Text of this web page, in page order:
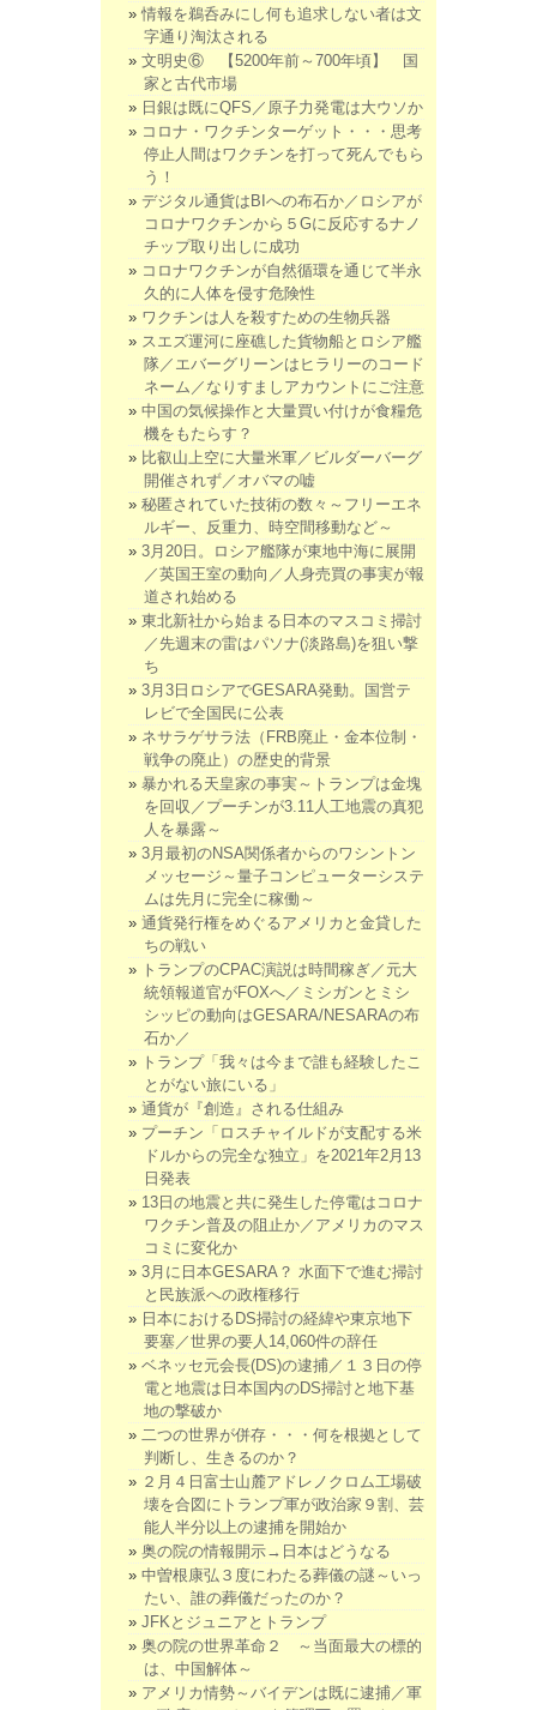
情報を鵜呑みにし何も追求しない者は文
字通り淘汰される
文明史⑥ 【5200年前～700年頃】 国
家と古代市場
日銀は既にQFS／原子力発電は大ウソか
コロナ・ワクチンターゲット・・・思考
停止人間はワクチンを打って死んでもら
う！
デジタル通貨はBIへの布石か／ロシアが
コロナワクチンから５Gに反応するナノ
チップ取り出しに成功
コロナワクチンが自然循環を通じて半永
久的に人体を侵す危険性
ワクチンは人を殺すための生物兵器
スエズ運河に座礁した貨物船とロシア艦
隊／エバーグリーンはヒラリーのコード
ネーム／なりすましアカウントにご注意
中国の気候操作と大量買い付けが食糧危
機をもたらす？
比叡山上空に大量米軍／ビルダーバーグ
開催されず／オバマの嘘
秘匿されていた技術の数々～フリーエネ
ルギー、反重力、時空間移動など～
3月20日。ロシア艦隊が東地中海に展開
／英国王室の動向／人身売買の事実が報
道され始める
東北新社から始まる日本のマスコミ掃討
／先週末の雷はパソナ(淡路島)を狙い撃
ち
3月3日ロシアでGESARA発動。国営テ
レビで全国民に公表
ネサラゲサラ法（FRB廃止・金本位制・
戦争の廃止）の歴史的背景
暴かれる天皇家の事実～トランプは金塊
を回収／プーチンが3.11人工地震の真犯
人を暴露～
3月最初のNSA関係者からのワシントン
メッセージ～量子コンピューターシステ
ムは先月に完全に稼働～
通貨発行権をめぐるアメリカと金貸した
ちの戦い
トランプのCPAC演説は時間稼ぎ／元大
統領報道官がFOXへ／ミシガンとミシ
シッピの動向はGESARA/NESARAの布
石か／
トランプ「我々は今まで誰も経験したこ
とがない旅にいる」
通貨が『創造』される仕組み
プーチン「ロスチャイルドが支配する米
ドルからの完全な独立」を2021年2月13
日発表
13日の地震と共に発生した停電はコロナ
ワクチン普及の阻止か／アメリカのマス
コミに変化か
3月に日本GESARA？ 水面下で進む掃討
と民族派への政権移行
日本におけるDS掃討の経緯や東京地下
要塞／世界の要人14,060件の辞任
ベネッセ元会長(DS)の逮捕／１３日の停
電と地震は日本国内のDS掃討と地下基
地の撃破か
二つの世界が併存・・・何を根拠として
判断し、生きるのか？
２月４日富士山麓アドレノクロム工場破
壊を合図にトランプ軍が政治家９割、芸
能人半分以上の逮捕を開始か
奥の院の情報開示→日本はどうなる
中曽根康弘３度にわたる葬儀の謎～いっ
たい、誰の葬儀だったのか？
JFKとジュニアとトランプ
奥の院の世界革命２ ～当面最大の標的
は、中国解体～
アメリカ情勢～バイデンは既に逮捕／軍